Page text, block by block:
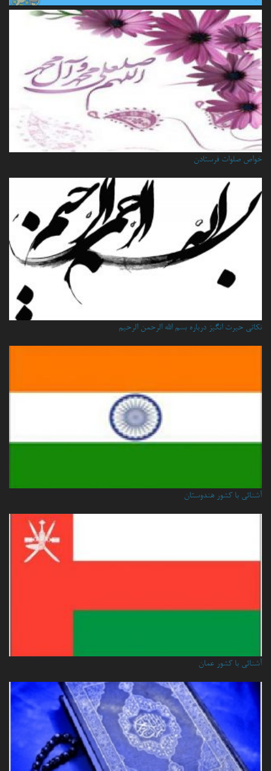
خواص صلوات فرستادن
نكاتي حيرت انگيز درباره بسم الله الرحمن الرحيم
آشنائی با کشور هندوستان
آشنائي با كشور عمان